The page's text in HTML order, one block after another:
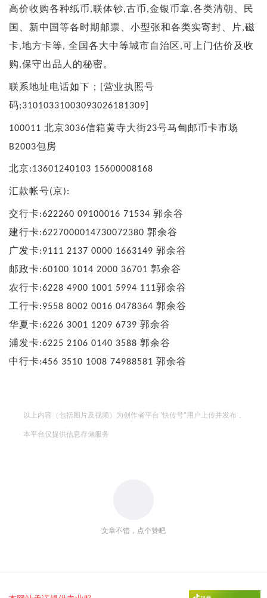
高价收购各种纸币,联体钞,古币,金银币章,各类清朝、民
国、新中国等各时期邮票、小型张和各类实寄封、片,磁
卡,地方卡等, 全国各大中等城市自治区,可上门估价及收
购,保守出品人的秘密。
联系地址电话如下；
营业执照号
码;31010331003093026181309]
100011 北京3036信箱黄寺大街23号马甸邮币卡市场
B2003包房
北京:13601240103 15600008168
汇款帐号(京):
交行卡:622260 09100016 71534 郭余谷
建行卡:6227000014730072380 郭余谷
广发卡:9111 2137 0000 1663149 郭余谷
邮政卡:60100 1014 2000 36701 郭余谷
农行卡:6228 4900 1001 5994 111郭余谷
工行卡:9558 8002 0016 0478364 郭余谷
华夏卡:6226 3001 1209 6739 郭余谷
浦发卡:6225 2106 0140 3588 郭余谷
中行卡:456 3510 1008 74988581 郭余谷
以上内容（包括图片及视频）为创作者平台"快传号"用户上传并发布，
本平台仅提供信息存储服务
文章不错，点个赞吧